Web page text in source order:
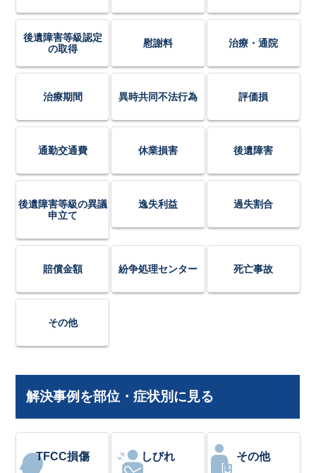
後遺障害等級認定
の取得
慰謝料 治療・通院
治療期間 異時共同不法行為 評価損
通勤交通費 休業損害 後遺障害
後遺障害等級の異議
申立て
逸失利益 過失割合
賠償金額 紛争処理センター 死亡事故
その他
解決事例を部位・症状別に見る
TFCC損傷 しびれ その他